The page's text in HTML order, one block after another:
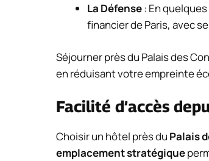
La Défense: En
financier de Paris, avec
Séjourner près du Palais des
en réduisant votre empreinte
Facilité d’accès
Choisir un hôtel près du Palais
emplacement stratégique